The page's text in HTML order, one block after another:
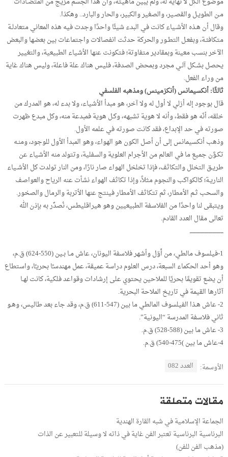
مـن الطويـل والقصـير، والصغير والكبير، والحار والبارد.. وهكذا.
وقال أن هـذه الأشـياء كانت في البدء شيئًا واحدًا وجدت فيه هذه المعاني متعادلـة
متكافئـة، وبفعـل التطـور والحركة حدثت انفصالات واجتماعات بين بعضها والبعض
الآخر بنسب معينة وبمقادير متفاوتة؛ فتكونت عنها الأشياء الطبيعية، والتغيير
يحصل بشـكل آلـي مجرد وبمحض الصدفة، فليس هناك علة فاعلة، وليس هناك غاية
من وراء الفعل.
ثالثًا: أنكسيمانس (أنكزمينس) ومذهبه الفلسفي
قال بوجود إله أزلي لا أول له ولا آخر، هو مبدأ الأشياء، ولا بدء له، هو المدرك من
خلقه، أنّه هو فقط، وأنه لا هوية تشبهه، وكـل هوية فمبدعة منه، وكل مبدع ظهرت
صورته في حد الإبداع، فقد كانت صورته في علمه الأول.
وذهب أنكسيمانس إلى أن أصل الكون هو الهواء، وهو المبدأ الأول للوجود، ومنـه
تكـوَّن جميع ما في العالم من الأجرام العلوية والسفلية، وتتولد منه الأشياء عن
طريـق التخلل والتكاثف، فإذا تخلخل الهواء صار نارًا، ومن النار تولدت كل الأشـياء
الناريـة؛ كالكواكب والنجوم مثلاً، وإذا تكاثف الهواء نشأت عنه الرياح والعواصف
والسحب ثـم الأمطار، ثم تتكاثف الأمطار فينتج عنها الأتربة والرمال والصخور.
ويتبقى لنا واحدًا من الفلاسفة الطبيعيين وهو هيراقليطس، نُصدِّر به بإذن الله
تعالى مقال العدد القادم.
ـــــــــــــــــــــــــــــــــ
1-فيلسوف مالطي، من أَوّل وأشهر فلاسفة اليونان، عاش مـا بـين (550-624) ق.م،
وهو أحد الحكماء السبعة، درس العلوم دراسة عميقة، عمل مهندسـًا بحريـًا، واستطاع
أن يضع تقويمًا بحريًا للملاحين يحتوي على إرشادات وقواعد فلكية، كانت لهـا
آثارها القيمة في تاريخ الملاحة البحرية.
2- عاش هـذا الفيلسوف المالطي ما بين (547-611) ق.م، وقد جاء بعد طاليس، وهـو
ثاني فلاسفة المدرسة “اليونية”.
3- عاش ما بين (588-528) ق.م.
4-عاش ما بين )475-540) ق.م.
الأوسمة: العدد 082
مقالات متعلقة
الجماعة الإسلامية في شبه القارة الهندية
البرناسية البرناسية تعتبر الفن غاية في ذاته لا وسيلة للتعبير عن الذات
(مذهب الفن للفن)